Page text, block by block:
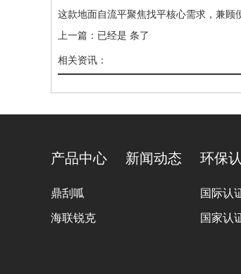
这款地面自流平聚焦找平核心需求，兼顾
上一篇：已经是 条了
相关资讯：
产品中心
鼎刮呱
海联锐克
新闻动态 环保
国际认
国家认